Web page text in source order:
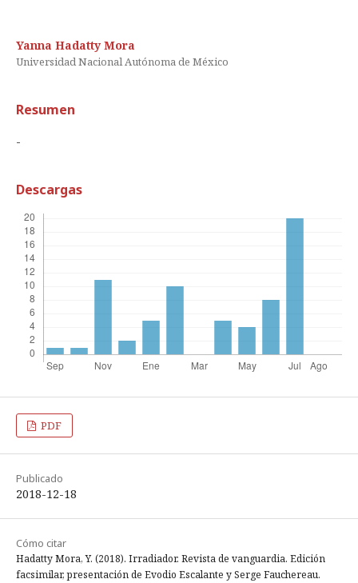
Yanna Hadatty Mora
Universidad Nacional Autónoma de México
Resumen
-
Descargas
PDF
Publicado
2018-12-18
Cómo citar
Hadatty Mora, Y. (2018). Irradiador. Revista de vanguardia. Edición
facsimilar, presentación de Evodio Escalante y Serge Fauchereau.